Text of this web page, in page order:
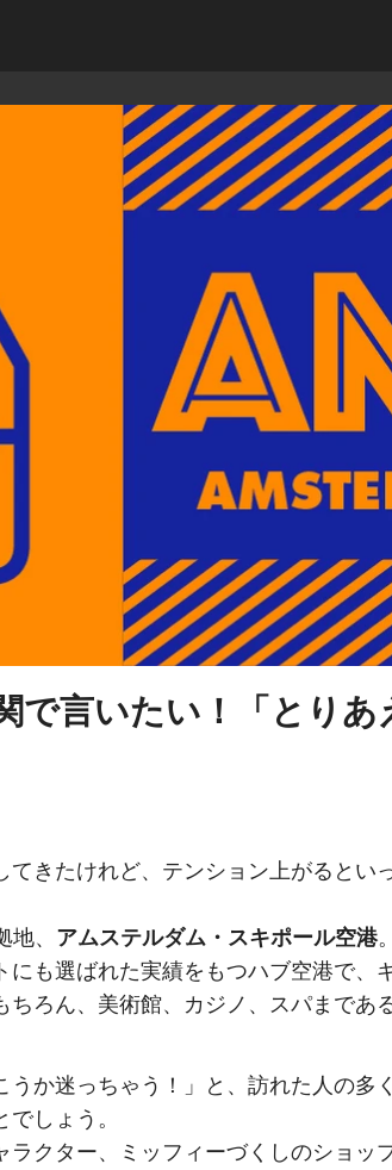
で言いたい！「とりあ
てきたけれど、テンション上がるとい
、 アムステルダム・スキポール空港。
にも選ばれた実績をもつハブ空港で、
ちろん、美術館、カジノ、スパまであ
うか迷っちゃう！」と、訪れた人の多
しょう。
ラクター、ミッフィーづくしのショッ